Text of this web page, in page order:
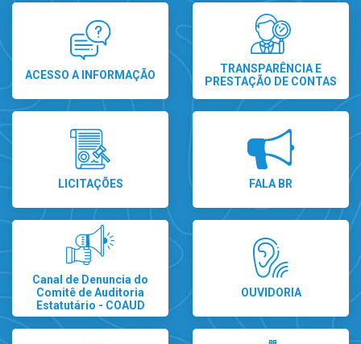
ACESSO A INFORMAÇÃO
TRANSPARÊNCIA E
PRESTAÇÃO DE CONTAS
LICITAÇÕES FALA BR
Canal de Denuncia do
Comitê de Auditoria
Estatutário - COAUD
OUVIDORIA